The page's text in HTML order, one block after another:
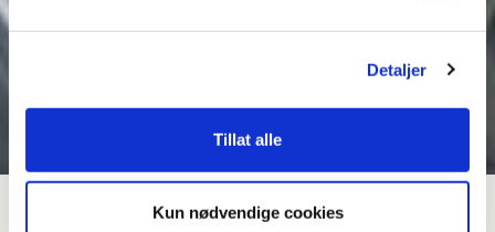
Detaljer
Tillat alle
Kun nødvendige cookies